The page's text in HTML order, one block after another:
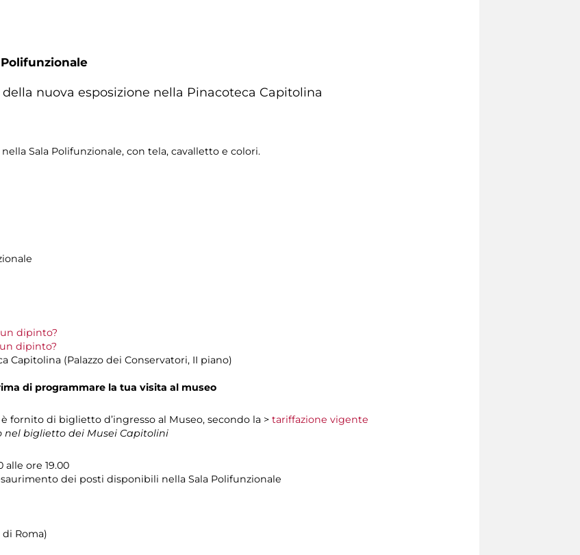
nuova esposizione nella Pinacoteca Capitolina
Sala Polifunzionale, con tela, cavalletto e colori.
dipinto?
dipinto?
Capitolina (Palazzo dei Conservatori, II piano)
di programmare la tua visita al museo
fornito di biglietto d’ingresso al Museo, secondo la > tariffazione vigente
nel biglietto dei Musei Capitolini
ore 19.00
dei posti disponibili nella Sala Polifunzionale
Roma)